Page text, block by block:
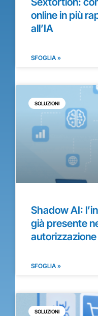
online in più
all’IA
SFOGLIA »
SOLUZIONI
Shadow AI:
già presente
autorizzazione
SFOGLIA »
SOLUZIONI